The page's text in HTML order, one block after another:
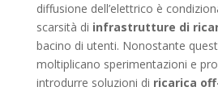
diffusione dell’elettrico è
scarsità di infrastrutture di
bacino di utenti. Nonostante
moltiplicano sperimentazioni e
introdurre soluzioni di ricarica